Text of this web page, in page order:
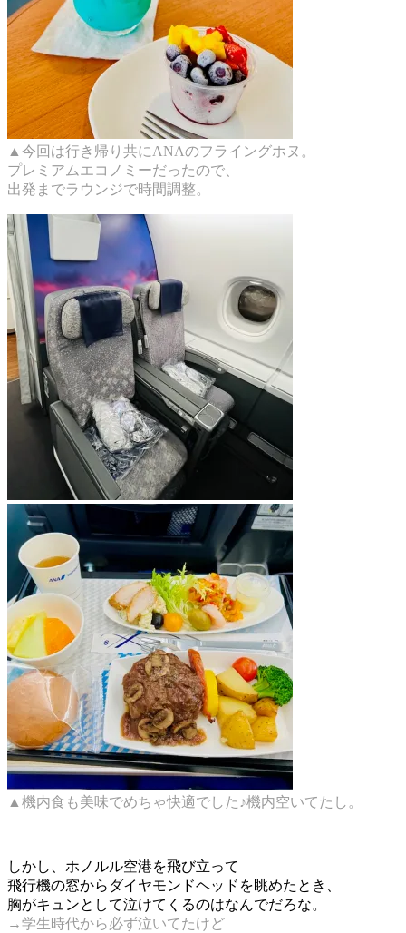
▲今回は行き帰り共にANAのフライングホヌ。
プレミアムエコノミーだったので、
出発までラウンジで時間調整。
▲機内食も美味でめちゃ快適でした♪機内空いてたし。
しかし、ホノルル空港を飛び立って
飛行機の窓からダイヤモンドヘッドを眺めたとき、
胸がキュンとして泣けてくるのはなんでだろな。
→学生時代から必ず泣いてたけど